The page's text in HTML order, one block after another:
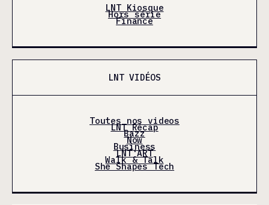
LNT Kiosque
Hors série
Finance
LNT VIDÉOS
Toutes nos videos
LNT Récap
Bazz
Now
Business
LNT'ART
Walk & Talk
She Shapes Tech